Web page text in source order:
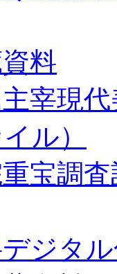
料
宰現
ル）
宝調
ジタ